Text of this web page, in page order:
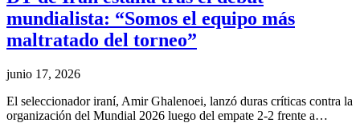
mundialista: “Somos el equipo más
maltratado del torneo”
junio 17, 2026
El seleccionador iraní, Amir Ghalenoei, lanzó duras críticas contra la
organización del Mundial 2026 luego del empate 2-2 frente a…